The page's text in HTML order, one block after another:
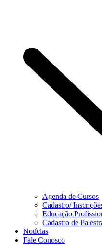
Agenda de Cursos
Cadastro/
Educação
Cadastro de
Notícias
Fale Conosco